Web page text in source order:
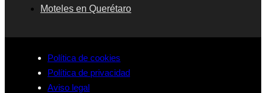
Moteles en Querétaro
Política de cookies
Política de privacidad
Aviso legal